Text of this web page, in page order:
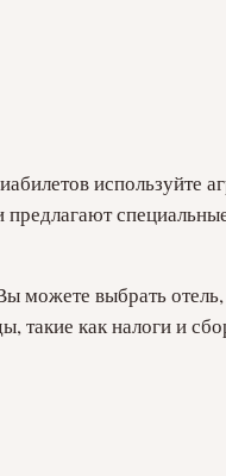
используйте
можете выбрать отель,
такие как налоги и